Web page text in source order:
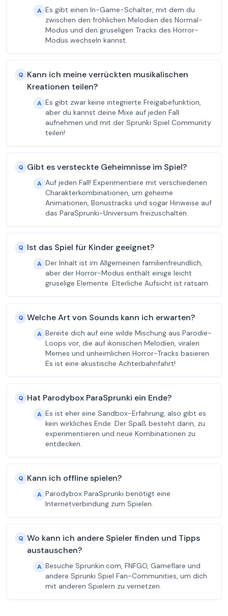
A Es gibt einen In-Game-Schalter, mit dem du
zwischen den fröhlichen Melodien des Normal-
Modus und den gruseligen Tracks des Horror-
Modus wechseln kannst.
Q Kann ich meine verrückten musikalischen
Kreationen teilen?
A Es gibt zwar keine integrierte Freigabefunktion,
aber du kannst deine Mixe auf jeden Fall
aufnehmen und mit der Sprunki Spiel Community
teilen!
Q Gibt es versteckte Geheimnisse im Spiel?
A Auf jeden Fall! Experimentiere mit verschiedenen
Charakterkombinationen, um geheime
Animationen, Bonustracks und sogar Hinweise auf
das ParaSprunki-Universum freizuschalten.
Q Ist das Spiel für Kinder geeignet?
A Der Inhalt ist im Allgemeinen familienfreundlich,
aber der Horror-Modus enthält einige leicht
gruselige Elemente. Elterliche Aufsicht ist ratsam.
Q Welche Art von Sounds kann ich erwarten?
A Bereite dich auf eine wilde Mischung aus Parodie-
Loops vor, die auf ikonischen Melodien, viralen
Memes und unheimlichen Horror-Tracks basieren.
Es ist eine akustische Achterbahnfahrt!
Q Hat Parodybox ParaSprunki ein Ende?
A Es ist eher eine Sandbox-Erfahrung, also gibt es
kein wirkliches Ende. Der Spaß besteht darin, zu
experimentieren und neue Kombinationen zu
entdecken.
Q Kann ich offline spielen?
A Parodybox ParaSprunki benötigt eine
Internetverbindung zum Spielen.
Q Wo kann ich andere Spieler finden und Tipps
austauschen?
A Besuche Sprunkin.com, FNFGO, Gameflare und
andere Sprunki Spiel Fan-Communities, um dich
mit anderen Spielern zu vernetzen.